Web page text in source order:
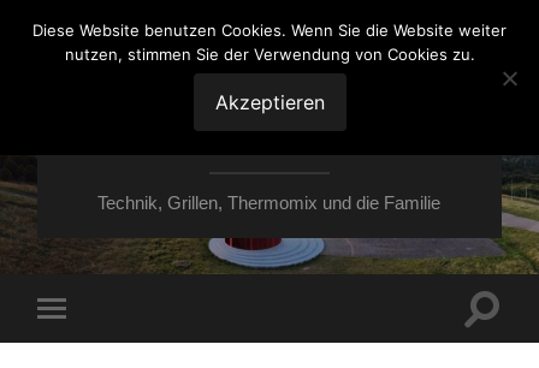
VON ESSEN ÜBER
HESSEN NACH
MOERS
Technik, Grillen, Thermomix und die Familie
Menü
Diese Website benutzen Cookies. Wenn Sie die Website weiter
nutzen, stimmen Sie der Verwendung von Cookies zu.
Akzeptieren